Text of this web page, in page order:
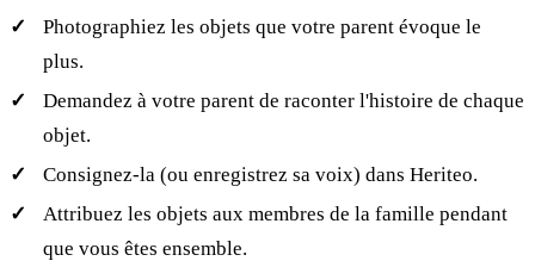
Photographiez les objets que votre parent évoque le
plus.
Demandez à votre parent de raconter l'histoire de chaque
objet.
Consignez-la (ou enregistrez sa voix) dans Heriteo.
Attribuez les objets aux membres de la famille pendant
que vous êtes ensemble.